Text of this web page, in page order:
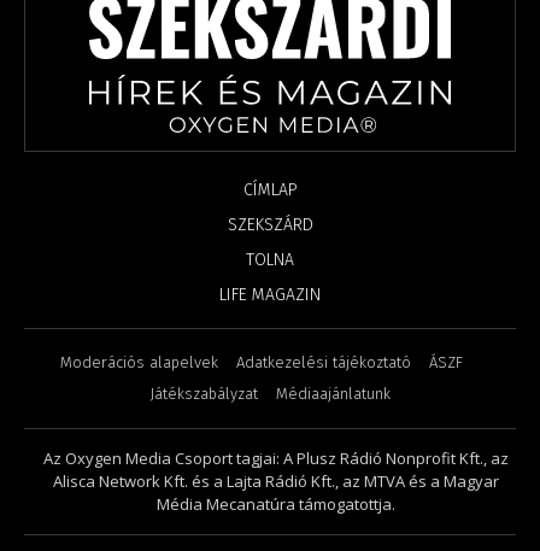
CÍMLAP
SZEKSZÁRD
TOLNA
LIFE MAGAZIN
Moderációs alapelvek Adatkezelési tájékoztató
ÁSZF
Játékszabályzat
Médiaajánlatunk
Az Oxygen Media Csoport tagjai: A Plusz Rádió Nonprofit Kft., az
Alisca Network Kft. és a Lajta Rádió Kft., az MTVA és a Magyar
Média Mecanatúra támogatottja.